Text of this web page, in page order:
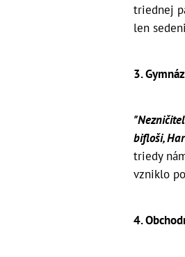
triednej
len
3.
bifloši,
triedy
vzniklo
4.